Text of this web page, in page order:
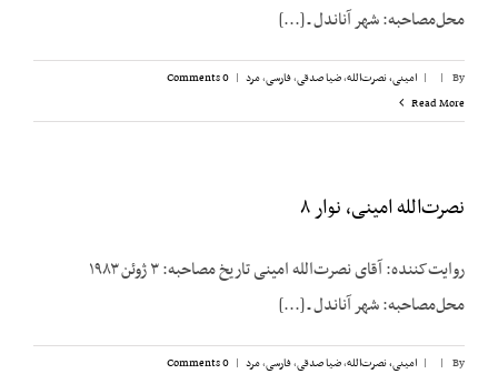
محل‌مصاحبه: شهر آناندل ـ [...]
By
|
| امینی، نصرت‌الله,ضیا صدقی,فارسی,مرد |
0 Comments
Read More
نصرت‌الله امینی، نوار ۸
روایت‌کننده: آقای نصرت‌الله امینی تاریخ مصاحبه: ۳ ژوئن ۱۹۸۳
محل‌مصاحبه: شهر آناندل ـ [...]
By
|
| امینی، نصرت‌الله,ضیا صدقی,فارسی,مرد |
0 Comments